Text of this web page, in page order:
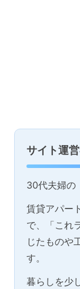
サイト運
30代夫婦の
賃貸アパー
で、「これ
じたものや
す。
暮らしを少